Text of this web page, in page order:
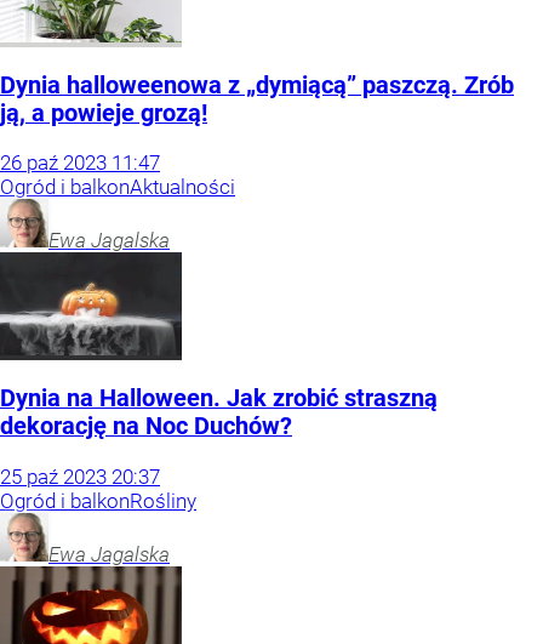
Dynia halloweenowa z „dymiącą” paszczą. Zrób
ją, a powieje grozą!
26 paź 2023 11:47
Ogród i balkonAktualności
Ewa Jagalska
Dynia na Halloween. Jak zrobić straszną
dekorację na Noc Duchów?
25 paź 2023 20:37
Ogród i balkonRośliny
Ewa Jagalska